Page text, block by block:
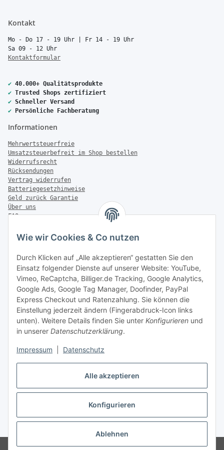
Alle akzeptieren
Konfigurieren
Ablehnen
Wie wir Cookies & Co nutzen
Durch Klicken auf „Alle akzeptieren“ gestatten Sie den
Einsatz folgender Dienste auf unserer Website: YouTube,
Vimeo, ReCaptcha, Billiger.de Tracking, Google Analytics,
Google Ads, Google Tag Manager, Doofinder, PayPal
Express Checkout und Ratenzahlung. Sie können die
Einstellung jederzeit ändern (Fingerabdruck-Icon links
unten). Weitere Details finden Sie unter Konfigurieren und
in unserer Datenschutzerklärung.
Impressum Datenschutz
Kontakt
Mo - Do 17 - 19 Uhr | Fr 14 - 19 Uhr
Sa 09 - 12 Uhr
Kontaktformular
✔ 40.000+ Qualitätsprodukte
✔ Trusted Shops zertifiziert
✔ Schneller Versand
✔ Persönliche Fachberatung
Informationen
Mehrwertsteuerfreie
Umsatzsteuerbefreit im Shop bestellen
Widerrufsrecht
Rücksendungen
Vertrag widerrufen
Batteriegesetzhinweise
Geld zurück Garantie
Über uns
FAQ
Zahlung & Versand
Versandinformationen
Sonstiges
* Alle Preise inkl. gesetzlicher USt., zzgl.Versand